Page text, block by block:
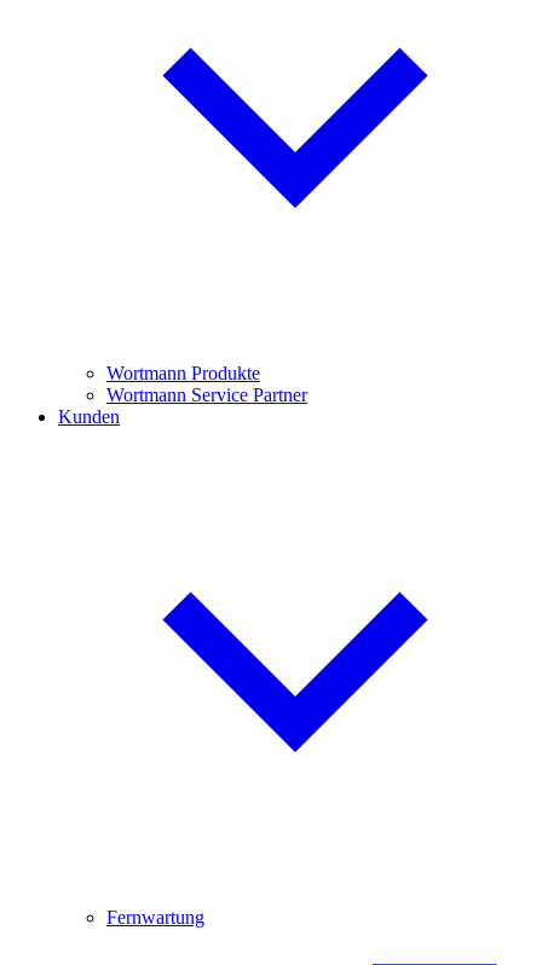
Wortmann Produkte
Wortmann Service Partner
Kunden
Fernwartung